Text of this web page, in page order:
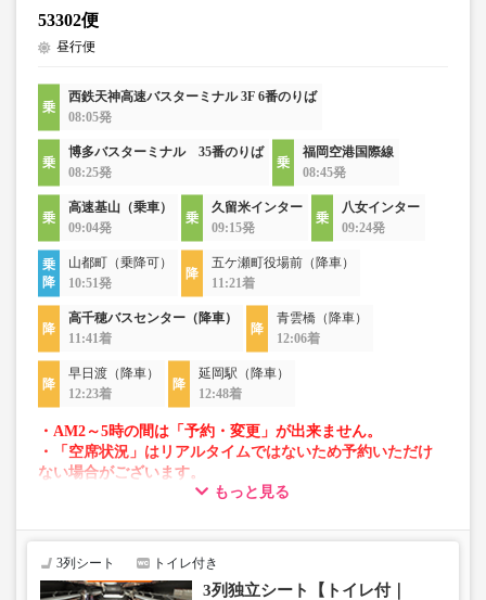
53302便
昼行便
西鉄天神高速バスターミナル 3F 6番のりば
08:05発
博多バスターミナル 35番のりば
08:25発
福岡空港国際線
08:45発
高速基山（乗車）
09:04発
久留米インター
09:15発
八女インター
09:24発
山都町（乗降可）
10:51発
五ケ瀬町役場前（降車）
11:21着
高千穂バスセンター（降車）
11:41着
青雲橋（降車）
12:06着
早日渡（降車）
12:23着
延岡駅（降車）
12:48着
・AM2～5時の間は「予約・変更」が出来ません。
・「空席状況」はリアルタイムではないため予約いただけ
ない場合がございます。
・車両は予告なく変更となる場合がございます。これに伴
で、あらかじめご了承ください。
もっと見る
3列シート トイレ付き
3列独立シート【トイレ付｜